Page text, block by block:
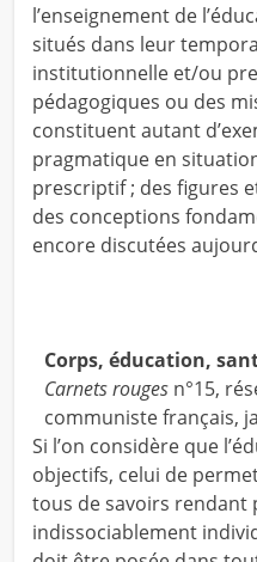
l’enseignement de
situés dans leur
institutionnelle et/ou
pédagogiques ou des
constituent autant
pragmatique en
prescriptif ; des figures
des conceptions
encore discutées
Corps, éducation,
Carnets rougesn°15,
communiste français,
Si l’on considère que
objectifs, celui de
tous de savoirs rendant
indissociablement